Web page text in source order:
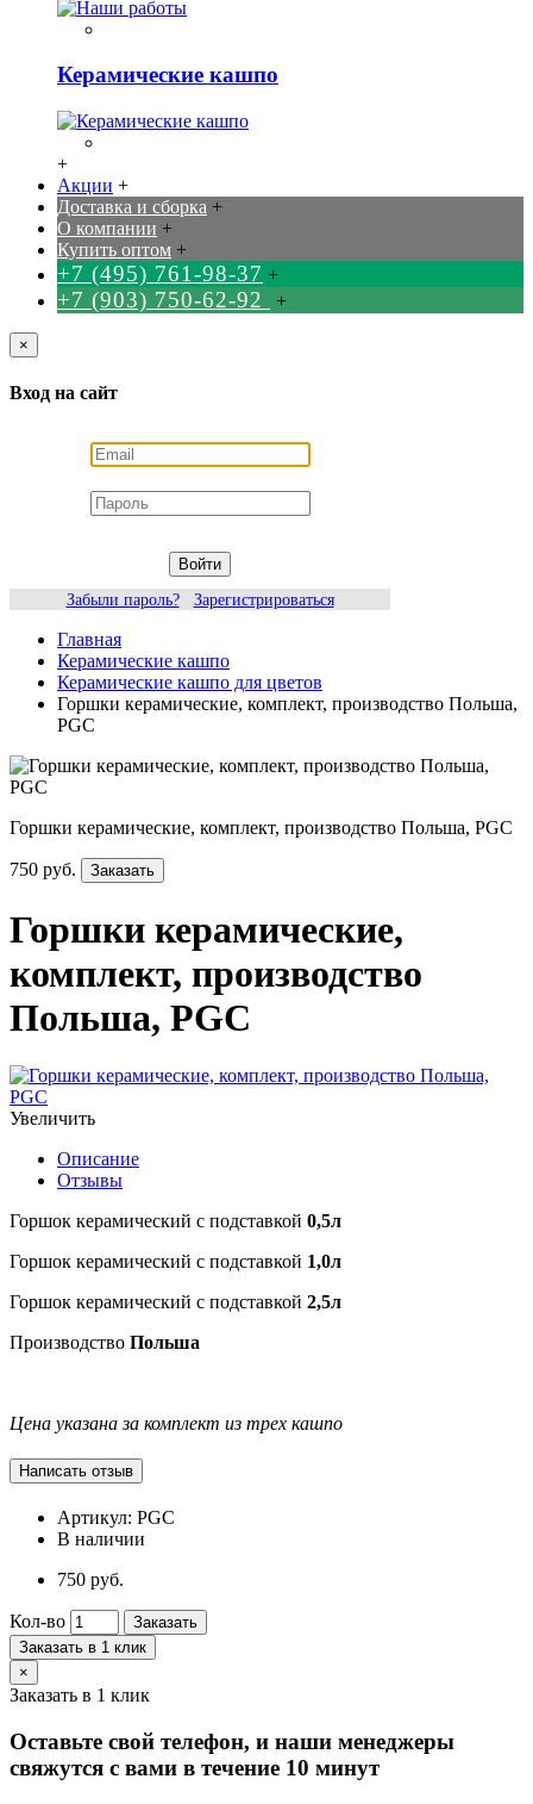
Керамические кашпо
+
Акции +
Доставка и сборка +
О компании +
Купить оптом +
+7 (495) 761-98-37 +
+7 (903) 750-62-92 +
×
Вход на сайт
Войти
Забыли пароль?
Зарегистрироваться
Главная
Керамические кашпо
Керамические кашпо для цветов
Горшки керамические, комплект, производство Польша,
PGC
Горшки керамические, комплект, производство Польша, PGC
750 руб. Заказать
Горшки керамические,
комплект, производство
Польша, PGC
Увеличить
Описание
Отзывы
Горшок керамический с подставкой 0,5л
Горшок керамический с подставкой 1,0л
Горшок керамический с подставкой 2,5л
Производство Польша
Цена указана за комплект из трех кашпо
Артикул: PGC
В наличии
750 руб.
Кол-во
Заказать
Заказать в 1 клик
×
Заказать в 1 клик
Оставьте свой телефон, и наши менеджеры
свяжутся с вами в течение 10 минут